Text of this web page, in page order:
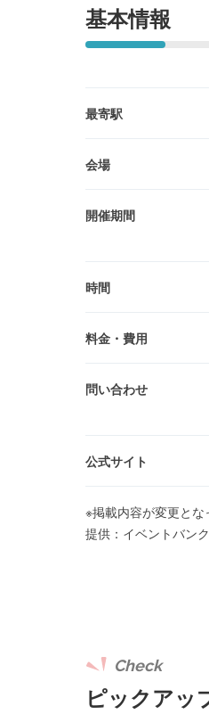
基本情報
最寄駅
会場
開催期間
時間
料金・費用
問い合わせ
公式サイト
※掲載内容が変更とな
提供：イベントバンク
ピックアッ
Check